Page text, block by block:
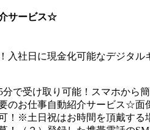
サービス☆
入社日に現金化可能なデジタル
で受け取り可能！スマホから
のお仕事自動紹介サービス☆面
！※土日祝はお時間を頂戴する